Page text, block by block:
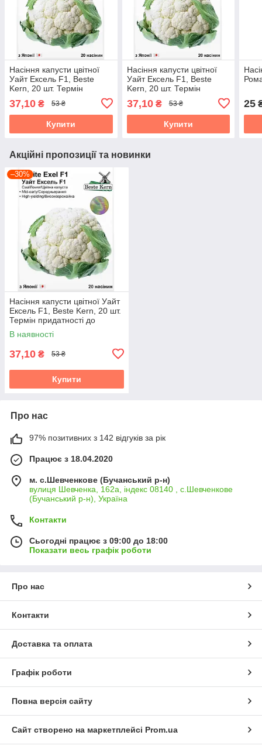
Насіння капусти цвітної
Уайт Ексель F1, Beste
Kern, 20 шт. Термін
придатності до 31.10.2026
37,10 ₴ 53 ₴
Купити
Насіння капусти цвітної
Уайт Ексель F1, Beste
Kern, 20 шт. Термін
придатності до 31.10.2026
37,10₴ 53 ₴
Купити
25
Акційні пропозиції та новинки
–30%
Насіння капусти цвітної Уайт
Ексель F1, Beste Kern, 20 шт.
Термін придатності до
31.10.2026
В наявності
37,10 ₴ 53 ₴
Купити
Про нас
97% позитивних з 142 відгуків за рік
Працює з 18.04.2020
м. с.Шевченкове (Бучанський р-н)
вулиця Шевченка, 162а, індекс 08140 , с.Шевченкове
(Бучанський р-н), Україна
Контакти
Сьогодні працює з 09:00 до 18:00
Показати весь графік роботи
Про нас
Контакти
Доставка та оплата
Графік роботи
Повна версія сайту
Сайт створено на маркетплейсі Prom.ua